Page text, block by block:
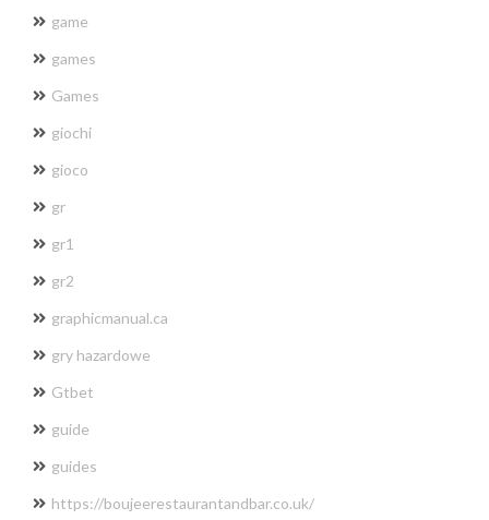
game
games
Games
giochi
gioco
gr
gr1
gr2
graphicmanual.ca
gry hazardowe
Gtbet
guide
guides
https://boujeerestaurantandbar.co.uk/